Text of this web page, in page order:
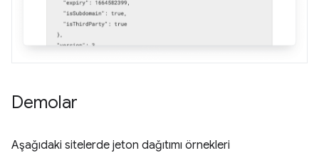
Demolar
Aşağıdaki sitelerde jeton dağıtımı örnekleri